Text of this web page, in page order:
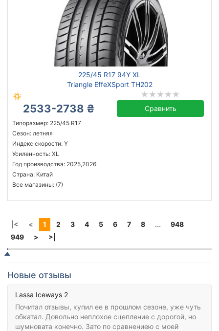
225/45 R17 94Y XL
Triangle EffeXSport TH202
2533-2738 ₴ Сравнить
Типоразмер: 225/45 R17
Сезон: летняя
Индекс скорости: Y
Усиленность: XL
Год производства: 2025,2026
Страна: Китай
Все магазины: (7)
|< < 1 2 3 4 5 6 7 8 ...
948
949
> >|
Новые отзывы
Lassa Iceways 2
Почитал отзывы, купил ее в прошлом сезоне, уже чуть
обкатал. Довольно неплохое сцепление с дорогой, но
шумновата конечно. Зато по сравнениею с моей